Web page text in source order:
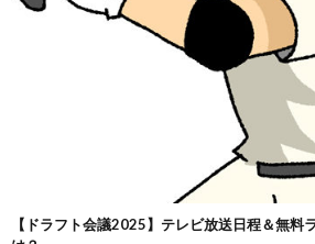
【ドラフト会議2025】テレビ放送日程＆無料